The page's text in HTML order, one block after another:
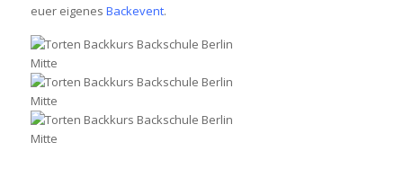
euer eigenes Backevent.